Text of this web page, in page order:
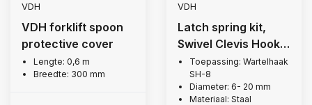
VDH
VDH forklift spoon
protective cover
Lengte: 0,6 m
Breedte: 300 mm
VDH
Latch spring kit,
Swivel Clevis Hook,
Grade 80 - Copy
Toepassing: Wartelhaak
SH-8
Diameter: 6- 20 mm
Materiaal: Staal